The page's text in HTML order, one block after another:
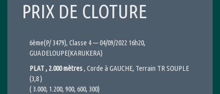
PRIX DE CLOTURE
6ème(P/ 3479), Classe 4 — 04/09/2022 16h20,
GUADELOUPE(KARUKERA)
PLAT , 2.000 mètres, Corde à GAUCHE, Terrain TR SOUPLE
(3,8 )
( 3.000, 1.200, 900, 600, 300)